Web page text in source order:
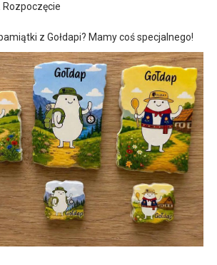
Rozpoczęcie
z Gołdapi? Mamy coś specjalnego!